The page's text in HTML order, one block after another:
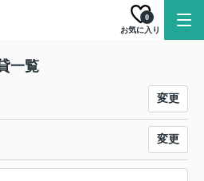
お気に入り
0
一覧
変更
変更